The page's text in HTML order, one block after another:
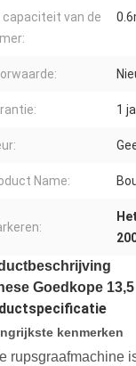
capaciteit van de
1
Name:
Goedkope
kenmerken
rupsgraafmachine